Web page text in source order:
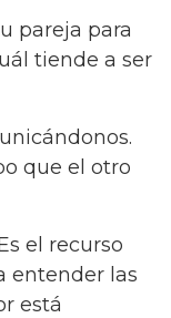
pareja para
tiende a ser
que el otro
el recurso
entender las
está